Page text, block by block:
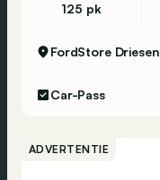
125 pk
FordStore Driesen
Car-Pass
ADVERTENTIE